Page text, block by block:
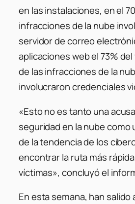
en las instalaciones, en el
infracciones de la nube
servidor de correo
aplicaciones web el 73%
de las infracciones de la
involucraron credenciales
«Esto no es tanto una
seguridad en la nube como
de la tendencia de los
encontrar la ruta más
víctimas», concluyó el
En esta semana, han salido